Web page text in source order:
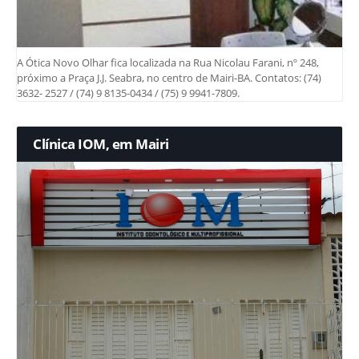
A Ótica Novo Olhar fica localizada na Rua Nicolau Farani, nº 248,
próximo a Praça J.J. Seabra, no centro de Mairi-BA. Contatos: (74)
3632- 2527 / (74) 9 8135-0434 / (75) 9 9941-7809.
Clínica IOM, em Mairi